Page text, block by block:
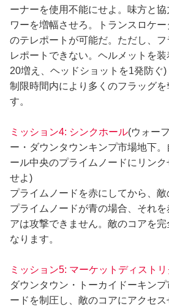
ーナーを使用不能にせよ。味方と
ワーを増幅させろ。トランスロケ
のテレポートが可能だ。ただし、
レポートできない。ヘルメットを
20増え、ヘッドショットを1発防ぐ)
制限時間内により多くのフラッグ
す。
ミッション4: シンクホール(ウォー
ー・ダウンタウンキンプ市場地下
ール中央のプライムノードにリン
せよ)
プライムノードを赤にしてから、敵
プライムノードが青の場合、それ
アは攻撃できません。敵のコアを
なります。
ミッション5: マーケットディストリ
ダウンタウン・トーカイドーキン
ードを制圧し、敵のコアにアクセ